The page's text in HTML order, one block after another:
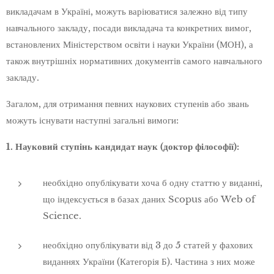
викладачам в Україні, можуть варіюватися залежно від типу
навчального закладу, посади викладача та конкретних вимог,
встановлених Міністерством освіти і науки України (МОН), а
також внутрішніх нормативних документів самого навчального
закладу.
Загалом, для отримання певних наукових ступенів або звань
можуть існувати наступні загальні вимоги:
1. Науковий ступінь кандидат наук (доктор філософії):
необхідно опублікувати хоча б одну статтю у виданні,
що індексується в базах даних Scopus або Web of
Science.
необхідно опублікувати від 3 до 5 статей у фахових
виданнях України (Категорія Б). Частина з них може